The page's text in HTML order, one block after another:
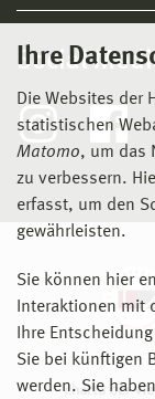
Ihre
Die Websites der
statistischen
Matomo, um das
zu verbessern.
erfasst, um den
gewährleisten.
Sie können hier
Interaktionen mit
Ihre
Sie bei künftigen
werden. Sie
Social